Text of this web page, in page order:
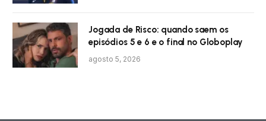
Jogada de Risco: quando saem os
episódios 5 e 6 e o final no Globoplay
agosto 5, 2026